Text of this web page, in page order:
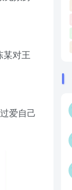
某对王
爱自己